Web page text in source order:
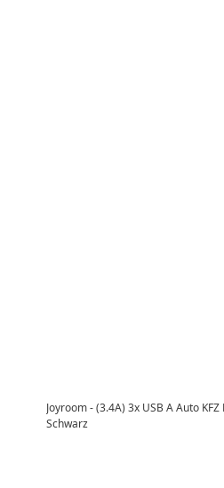
Joyroom - (3.4A) 3x USB A Auto
Schwarz